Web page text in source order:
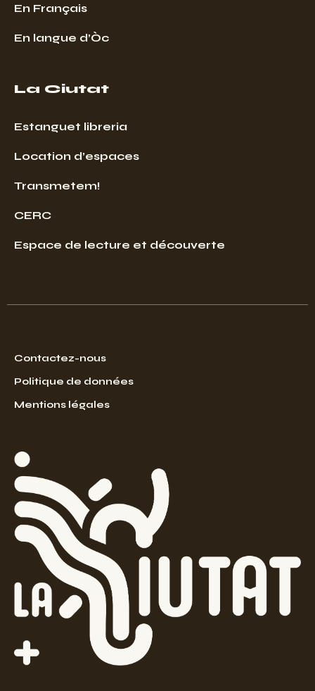
En Français
En langue d’Òc
La Ciutat
Estanguet libreria
Location d’espaces
Transmetem!
CERC
Espace de lecture et découverte
Contactez-nous
Politique de données
Mentions légales